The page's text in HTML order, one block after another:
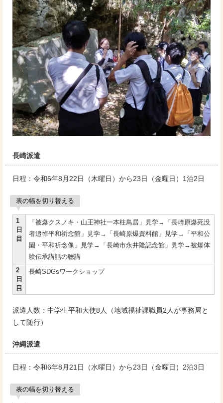
長崎派遣
日程：令和6年8月22日（木曜日）から23日（金曜日）1泊2日
表の幅を切り替える
1
日
目
「被爆クスノキ・山王神社一本柱鳥居」見学→「長崎原爆死没
者追悼平和祈念館」見学→「長崎原爆資料館」見学→「平和公
園・平和祈念像」見学→「長崎市永井隆記念館」見学→被爆体
験伝承講話の聴講
2
日
目
長崎SDGsワークショップ
派遣人数：中学生平和大使8人（地域福祉課職員2人が事務局と
して随行）
沖縄派遣
日程：令和6年8月21日（水曜日）から23日（金曜日）2泊3日
表の幅を切り替える